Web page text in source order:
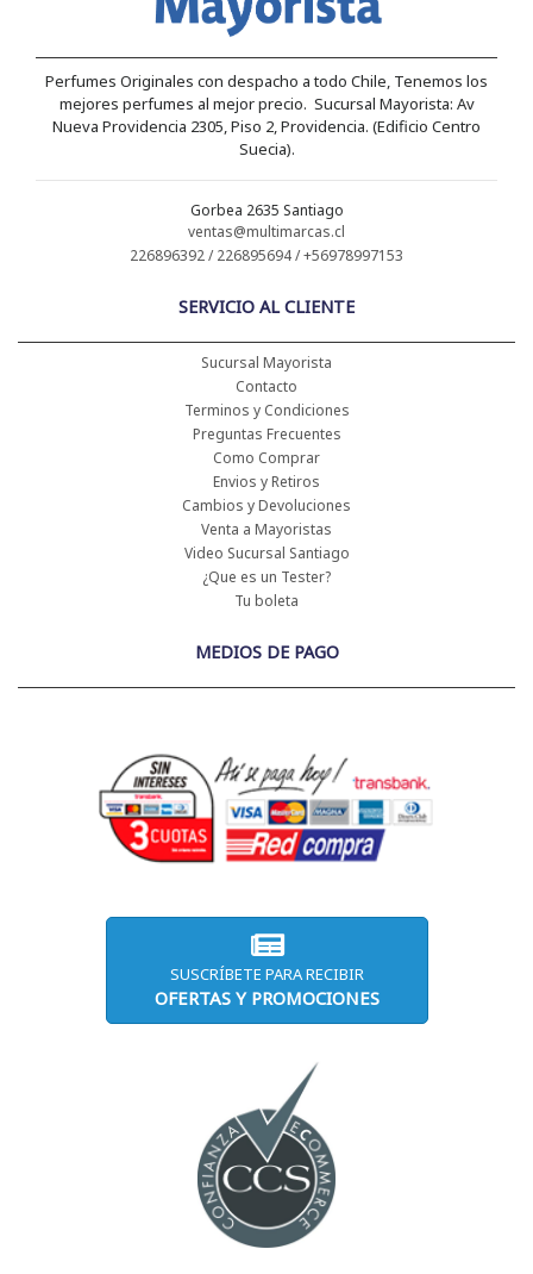
Perfumes Originales con despacho a todo Chile, Tenemos los
mejores perfumes al mejor precio. Sucursal Mayorista: Av
Nueva Providencia 2305, Piso 2, Providencia. (Edificio Centro
Suecia).
Gorbea 2635 Santiago
ventas@multimarcas.cl
226896392 / 226895694 / +56978997153
SERVICIO AL CLIENTE
Sucursal Mayorista
Contacto
Terminos y Condiciones
Preguntas Frecuentes
Como Comprar
Envios y Retiros
Cambios y Devoluciones
Venta a Mayoristas
Video Sucursal Santiago
¿Que es un Tester?
Tu boleta
MEDIOS DE PAGO
SUSCRÍBETE PARA RECIBIR
OFERTAS Y PROMOCIONES